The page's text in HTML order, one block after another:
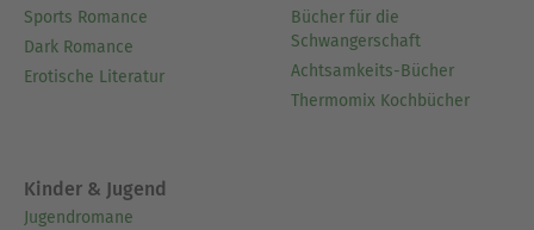
Sports Romance
Dark Romance
Erotische Literatur
Bücher für die
Schwangerschaft
Achtsamkeits-Bücher
Thermomix Kochbücher
Kinder & Jugend
Jugendromane